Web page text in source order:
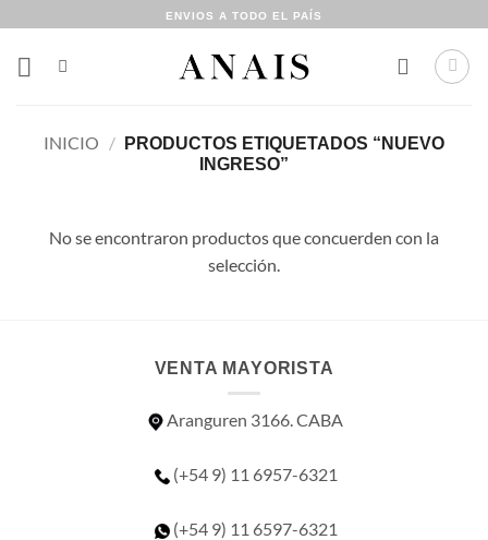
contenido
ENVIOS A TODO EL PAÍS
INICIO /
PRODUCTOS ETIQUETADOS “NUEVO
INGRESO”
No se encontraron productos que concuerden con la
selección.
VENTA MAYORISTA
Aranguren 3166. CABA
(+54 9) 11 6957-6321
(+54 9) 11 6597-6321